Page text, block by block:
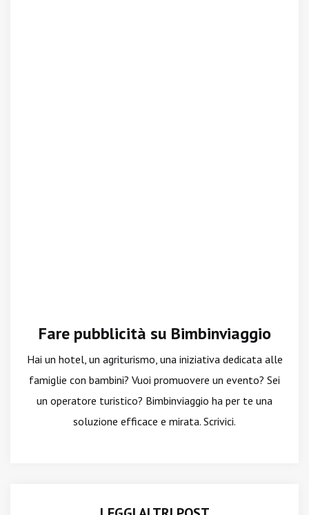
Fare pubblicità su Bimbinviaggio
Hai un hotel, un agriturismo, una iniziativa dedicata alle
famiglie con bambini? Vuoi promuovere un evento? Sei
un operatore turistico? Bimbinviaggio ha per te una
soluzione efficace e mirata. Scrivici.